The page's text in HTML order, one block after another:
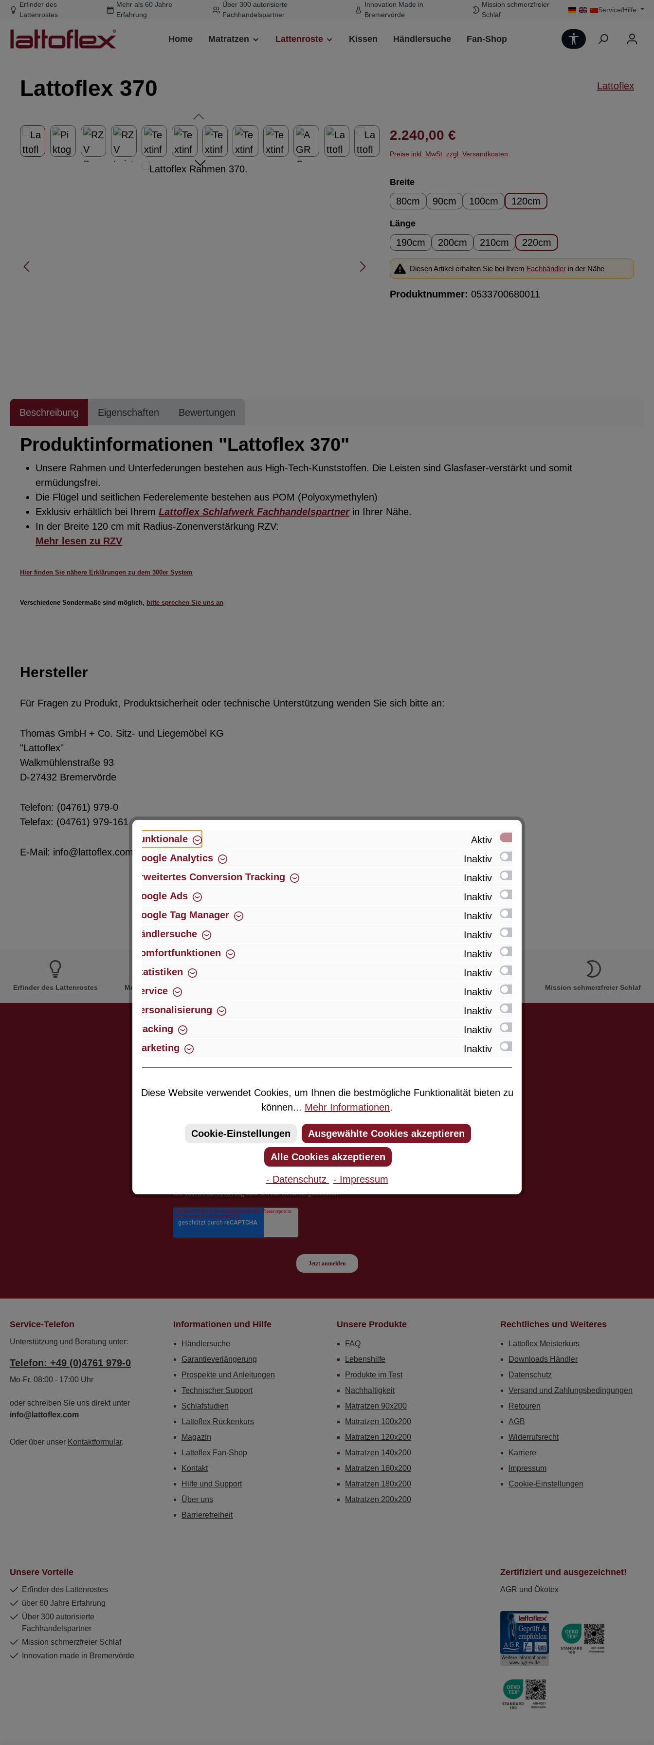
Hauptinhalt springen
Zur Suche springen
Zur Hauptnavigation springen
Erfinder des
Lattenrostes
Mehr als 60 Jahre
Erfahrung
Über 300 autorisierte
Fachhandelspartner
Innovation Made in
Bremervörde
Mission schmerzfreier
Schlaf
Service/Hilfe
Home Matratzen Lattenroste Kissen Händlersuche Fan-Shop Werkzeugleiste
Lattoflex 370 Lattoflex
Bildergalerie überspringen Regulärer Preis:
2.240,00 €
Preise inkl. MwSt. zzgl. Versandkosten
Breiteauswählen
80cm 90cm 100cm 120cm
Längeauswählen
190cm 200cm 210cm 220cm
Diesen Artikel erhalten Sie bei Ihrem Fachhändlerin der Nähe
Produktnummer: 0533700680011
Beschreibung Eigenschaften Bewertungen
Produktinformationen "Lattoflex 370"
Unsere Rahmen und Unterfederungen bestehen aus High-Tech-Kunststoffen. Die Leisten sind Glasfaser-verstärkt und somit
ermüdungsfrei.
Die Flügel und seitlichen Federelemente bestehen aus POM (Polyoxymethylen)
Exklusiv erhältlich bei Ihrem Lattoflex Schlafwerk Fachhandelspartnerin Ihrer Nähe.
In der Breite 120 cm mit Radius-Zonenverstärkung RZV:
Mehr lesen zu RZV
Hier finden Sie nähere Erklärungen zu dem 300er System
Verschiedene Sondermaße sind möglich, bitte sprechen Sie uns an
Hersteller
Für Fragen zu Produkt, Produktsicherheit oder technische Unterstützung wenden Sie sich bitte an:
Thomas GmbH + Co. Sitz- und Liegemöbel KG
"Lattoflex"
Walkmühlenstraße 93
D-27432 Bremervörde
Telefon: (04761) 979-0
Telefax: (04761) 979-161
E-Mail: info@lattoflex.com
Erfinder des Lattenrostes Mehr als 60 Jahre Erfahrung Innovation Made in Bremervörde Mission schmerzfreier Schlaf
Abonnieren Sie jetzt einfach unseren regelmäßig erscheinenden Newsletter und Sie
Service-Telefon
Unterstützung und Beratung unter:
Telefon: +49 (0)4761 979-0
Mo-Fr, 08:00 - 17:00 Uhr
oder schreiben Sie uns direkt unter
info@lattoflex.com
Oder über unser Kontaktformular.
Informationen und Hilfe
Händlersuche
Garantieverlängerung
Prospekte und Anleitungen
Technischer Support
Schlafstudien
Lattoflex Rückenkurs
Magazin
Lattoflex Fan-Shop
Kontakt
Hilfe und Support
Über uns
Barrierefreiheit
Unsere Produkte
FAQ
Lebenshilfe
Produkte im Test
Nachhaltigkeit
Matratzen 90x200
Matratzen 100x200
Matratzen 120x200
Matratzen 140x200
Matratzen 160x200
Matratzen 180x200
Matratzen 200x200
Rechtliches und Weiteres
Lattoflex Meisterkurs
Downloads Händler
Datenschutz
Versand und Zahlungsbedingungen
Retouren
AGB
Widerrufsrecht
Karriere
Impressum
Cookie-Einstellungen
Unsere Vorteile
Erfinder des Lattenrostes
über 60 Jahre Erfahrung
Über 300 autorisierte
Fachhandelspartner
Mission schmerzfreier Schlaf
Innovation made in Bremervörde
Zertifiziert und ausgezeichnet!
AGR und Ökotex
Funktionale
Aktiv
Google Analytics
Inaktiv
Erweitertes Conversion Tracking
Inaktiv
Google Ads
Inaktiv
Google Tag Manager
Inaktiv
Händlersuche
Inaktiv
Komfortfunktionen
Inaktiv
Statistiken
Inaktiv
Service
Inaktiv
Personalisierung
Inaktiv
Tracking
Inaktiv
Marketing
Inaktiv
Diese Website verwendet Cookies, um Ihnen die bestmögliche Funktionalität bieten zu
können... Mehr Informationen.
Cookie-Einstellungen Ausgewählte Cookies akzeptieren
Alle Cookies akzeptieren
- Datenschutz - Impressum